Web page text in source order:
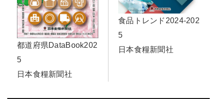
都道府県DataBook202
5
日本食糧新聞社
食品トレンド2024-202
5
日本食糧新聞社